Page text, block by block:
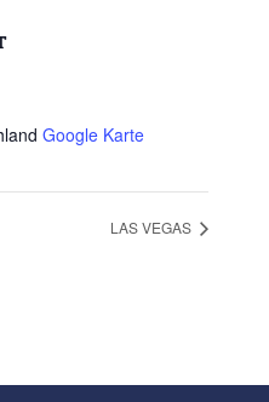
Google Karte
LAS VEGAS